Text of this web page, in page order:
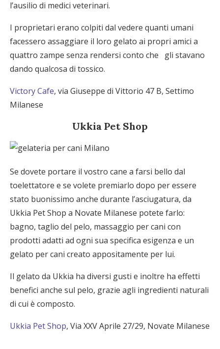
l’ausilio di medici veterinari.
I proprietari erano colpiti dal vedere quanti umani
facessero assaggiare il loro gelato ai propri amici a
quattro zampe senza rendersi conto che gli stavano
dando qualcosa di tossico.
Victory Cafe, via Giuseppe di Vittorio 47 B, Settimo
Milanese
Ukkia Pet Shop
Se dovete portare il vostro cane a farsi bello dal
toelettatore e se volete premiarlo dopo per essere
stato buonissimo anche durante l’asciugatura, da
Ukkia Pet Shop a Novate Milanese potete farlo:
bagno, taglio del pelo, massaggio per cani con
prodotti adatti ad ogni sua specifica esigenza e un
gelato per cani creato appositamente per lui.
Il gelato da Ukkia ha diversi gusti e inoltre ha effetti
benefici anche sul pelo, grazie agli ingredienti naturali
di cui è composto.
Ukkia Pet Shop, Via XXV Aprile 27/29, Novate Milanese